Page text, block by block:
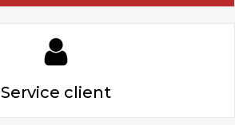
Service client